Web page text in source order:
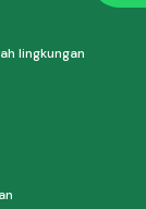
lingkungan